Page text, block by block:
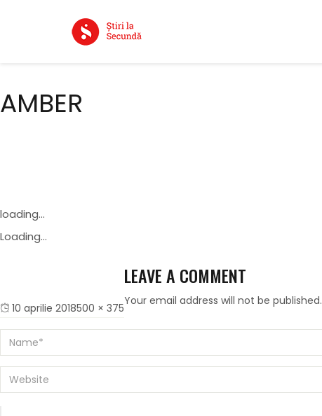
AMBER
loading...
Loading...
Posted
10 aprilie 2018Full
500 × 375
LEAVE A COMMENT
Your email address will not be published.